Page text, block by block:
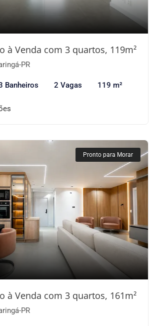
à Venda com 3 quartos, 119m²
PR
Banheiros 2 Vagas 119 m²
Pronto para Morar
à Venda com 3 quartos, 161m²
PR